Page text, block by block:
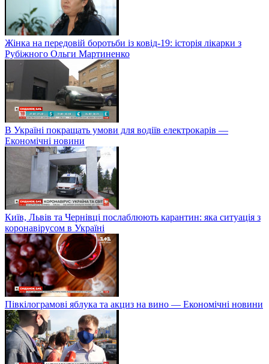
Жінка на передовій боротьби із ковід-19: історія лікарки з
Рубіжного Ольги Мартиненко
В Україні покращать умови для водіїв електрокарів —
Економічні новини
Київ, Львів та Чернівці послаблюють карантин: яка ситуація з
коронавірусом в Україні
Півкілограмові яблука та акциз на вино — Економічні новини